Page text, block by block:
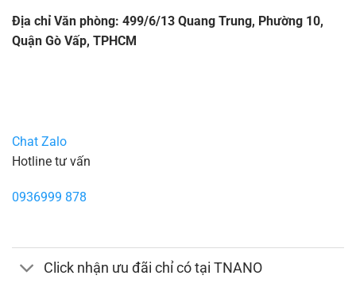
Địa chỉ Văn phòng: 499/6/13 Quang Trung, Phường 10,
Quận Gò Vấp, TPHCM
Chat Zalo
Hotline tư vấn
0936999 878
Click nhận ưu đãi chỉ có tại TNANO